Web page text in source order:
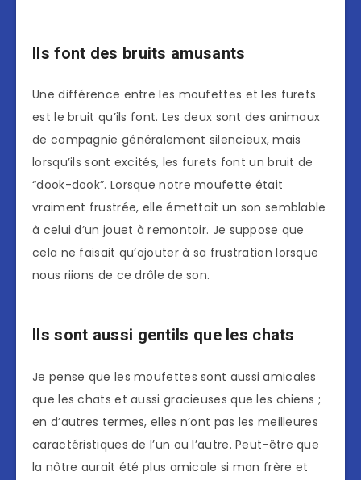
Ils font des bruits amusants
Une différence entre les moufettes et les furets
est le bruit qu’ils font. Les deux sont des animaux
de compagnie généralement silencieux, mais
lorsqu’ils sont excités, les furets font un bruit de
“dook-dook”. Lorsque notre moufette était
vraiment frustrée, elle émettait un son semblable
à celui d’un jouet à remontoir. Je suppose que
cela ne faisait qu’ajouter à sa frustration lorsque
nous riions de ce drôle de son.
Ils sont aussi gentils que les chats
Je pense que les moufettes sont aussi amicales
que les chats et aussi gracieuses que les chiens ;
en d’autres termes, elles n’ont pas les meilleures
caractéristiques de l’un ou l’autre. Peut-être que
la nôtre aurait été plus amicale si mon frère et